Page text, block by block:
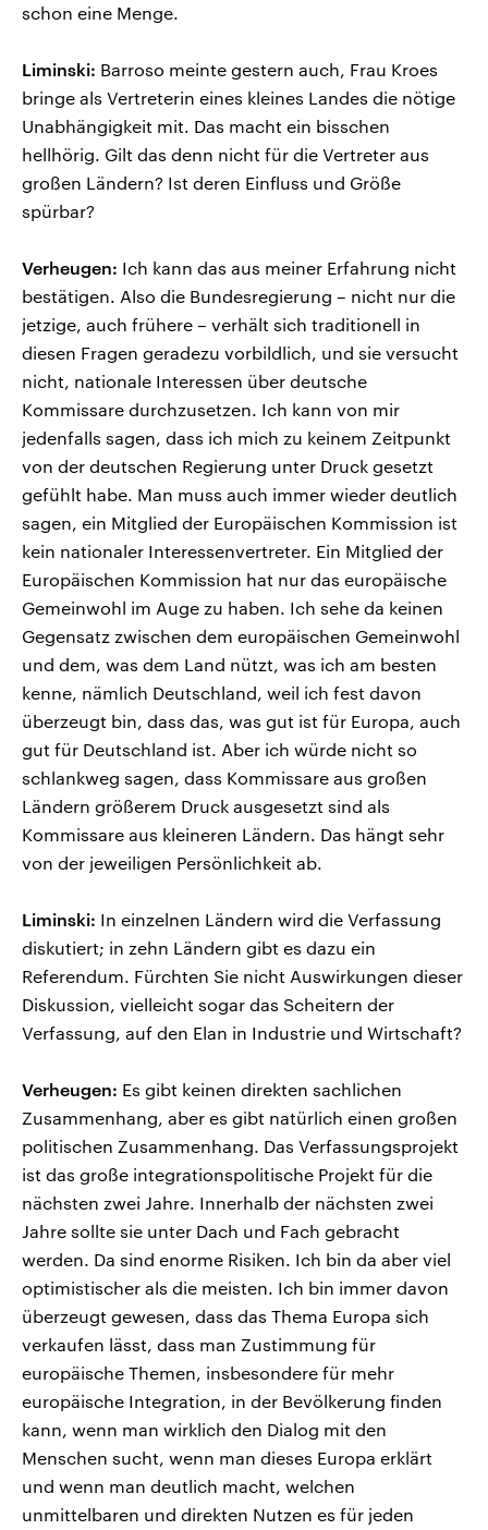
schon eine Menge.
Liminski: Barroso meinte gestern auch, Frau Kroes
bringe als Vertreterin eines kleines Landes die nötige
Unabhängigkeit mit. Das macht ein bisschen
hellhörig. Gilt das denn nicht für die Vertreter aus
großen Ländern? Ist deren Einfluss und Größe
spürbar?
Verheugen: Ich kann das aus meiner Erfahrung nicht
bestätigen. Also die Bundesregierung – nicht nur die
jetzige, auch frühere – verhält sich traditionell in
diesen Fragen geradezu vorbildlich, und sie versucht
nicht, nationale Interessen über deutsche
Kommissare durchzusetzen. Ich kann von mir
jedenfalls sagen, dass ich mich zu keinem Zeitpunkt
von der deutschen Regierung unter Druck gesetzt
gefühlt habe. Man muss auch immer wieder deutlich
sagen, ein Mitglied der Europäischen Kommission ist
kein nationaler Interessenvertreter. Ein Mitglied der
Europäischen Kommission hat nur das europäische
Gemeinwohl im Auge zu haben. Ich sehe da keinen
Gegensatz zwischen dem europäischen Gemeinwohl
und dem, was dem Land nützt, was ich am besten
kenne, nämlich Deutschland, weil ich fest davon
überzeugt bin, dass das, was gut ist für Europa, auch
gut für Deutschland ist. Aber ich würde nicht so
schlankweg sagen, dass Kommissare aus großen
Ländern größerem Druck ausgesetzt sind als
Kommissare aus kleineren Ländern. Das hängt sehr
von der jeweiligen Persönlichkeit ab.
Liminski: In einzelnen Ländern wird die Verfassung
diskutiert; in zehn Ländern gibt es dazu ein
Referendum. Fürchten Sie nicht Auswirkungen dieser
Diskussion, vielleicht sogar das Scheitern der
Verfassung, auf den Elan in Industrie und Wirtschaft?
Verheugen: Es gibt keinen direkten sachlichen
Zusammenhang, aber es gibt natürlich einen großen
politischen Zusammenhang. Das Verfassungsprojekt
ist das große integrationspolitische Projekt für die
nächsten zwei Jahre. Innerhalb der nächsten zwei
Jahre sollte sie unter Dach und Fach gebracht
werden. Da sind enorme Risiken. Ich bin da aber viel
optimistischer als die meisten. Ich bin immer davon
überzeugt gewesen, dass das Thema Europa sich
verkaufen lässt, dass man Zustimmung für
europäische Themen, insbesondere für mehr
europäische Integration, in der Bevölkerung finden
kann, wenn man wirklich den Dialog mit den
Menschen sucht, wenn man dieses Europa erklärt
und wenn man deutlich macht, welchen
unmittelbaren und direkten Nutzen es für jeden